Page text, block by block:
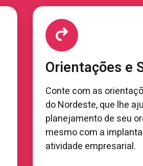
Orientações e
Conte com as
do Nordeste, que lhe
planejamento de seu
mesmo com a
atividade empresarial.